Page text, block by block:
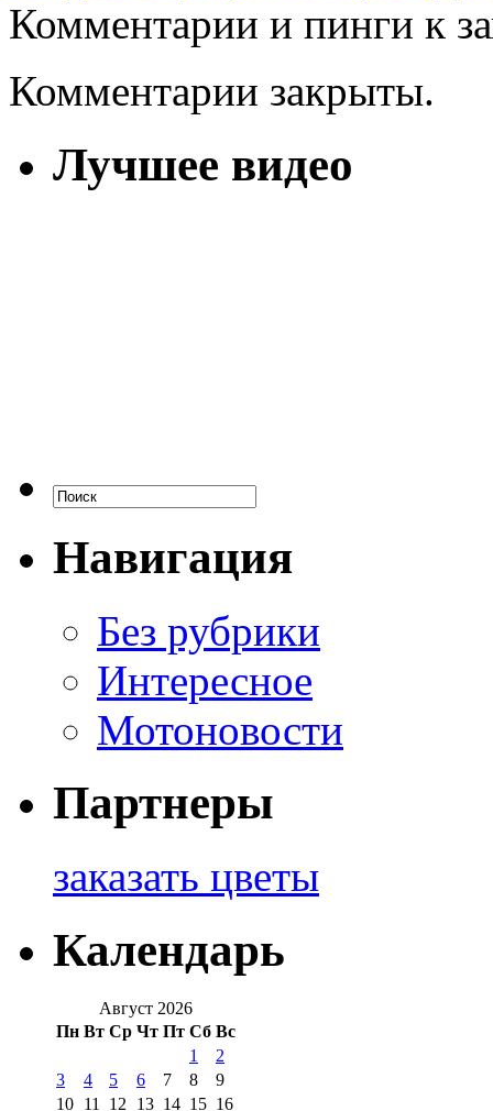
Комментарии и пинги к
Комментарии закрыты.
Лучшее видео
Навигация
Без рубрики
Интересное
Мотоновости
Партнеры
заказать цветы
Календарь
Август 2026
Пн Вт Ср Чт Пт Сб Вс
1
2
3
4 5 6 7 8
9
10 11 12 13 14 15 16